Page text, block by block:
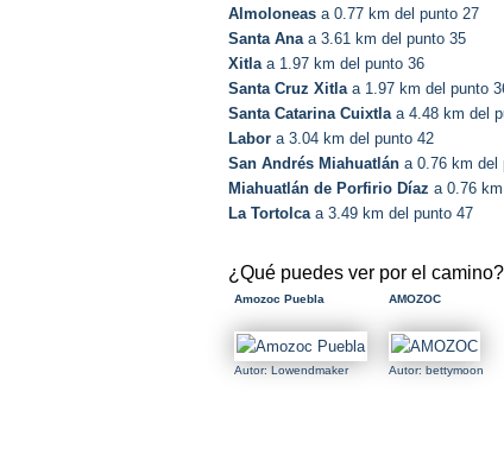
Almoloneas a 0.77 km del punto 27
Santa Anaa 3.61 km del punto 35
Xitlaa 1.97 km del punto 36
Santa Cruz Xitlaa 1.97 km del punto
Santa Catarina Cuixtlaa 4.48 km del
Labor a 3.04 km del punto 42
San Andrés Miahuatlán a 0.76 km del
Miahuatlán de Porfirio Díaz a 0.76
La Tortolcaa 3.49 km del punto 47
¿Qué puedes ver por el camino?
Amozoc Puebla
Autor: Lowendmaker
AMOZOC
Autor: bettymoon